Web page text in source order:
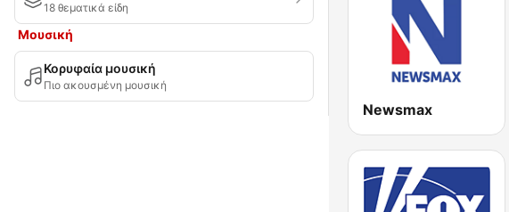
18 θεματικά είδη
Μουσική
Κορυφαία μουσική
Πιο ακουσμένη μουσική
Newsmax